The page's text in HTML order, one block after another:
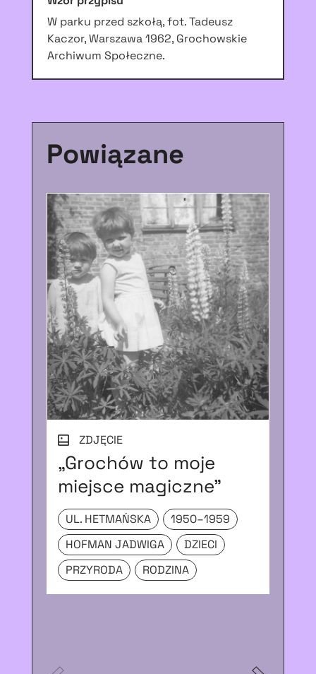
W parku przed szkołą, fot. Tadeusz
Kaczor, Warszawa 1962, Grochowskie
Archiwum Społeczne.
Powiązane
ZDJĘCIE
„Grochów to moje
miejsce magiczne”
UL. HETMAŃSKA
1950–1959
HOFMAN JADWIGA
DZIECI
PRZYRODA
RODZINA